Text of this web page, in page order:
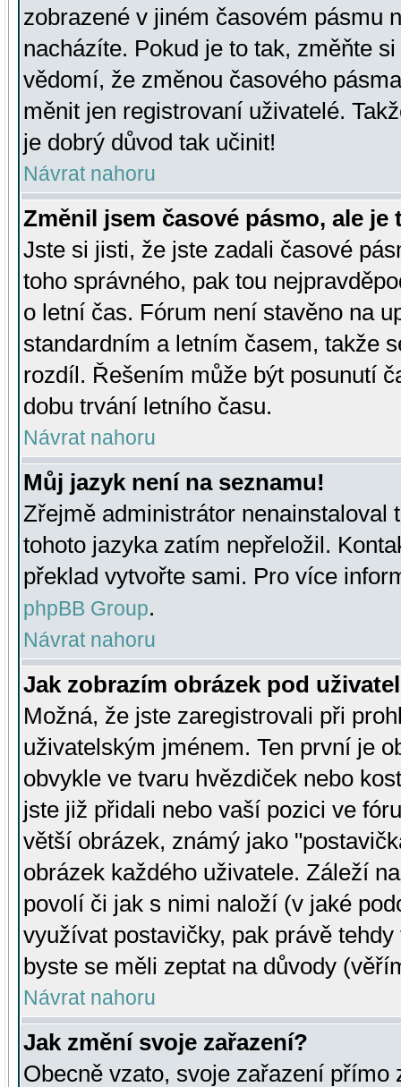
zobrazené v jiném časovém pásmu
nacházíte. Pokud je to tak, změňte
vědomí, že změnou časového
měnit jen registrovaní uživatelé.
je dobrý důvod tak učinit!
Návrat nahoru
Změnil jsem časové pásmo, ale je
Jste si jisti, že jste zadali časové
toho správného, pak tou
o letní čas. Fórum není stavěno na
standardním a letním časem, takže
rozdíl. Řešením může být posunutí
dobu trvání letního času.
Návrat nahoru
Můj jazyk není na seznamu!
Zřejmě administrátor nenainstaloval
tohoto jazyka zatím nepřeložil.
překlad vytvořte sami. Pro více
phpBB Group.
Návrat nahoru
Jak zobrazím obrázek pod
Možná, že jste zaregistrovali při
uživatelským jménem. Ten první je
obvykle ve tvaru hvězdiček nebo
jste již přidali nebo vaší pozici ve
větší obrázek, známý jako
obrázek každého uživatele. Záleží
povolí či jak s nimi naloží (v jaké
využívat postavičky, pak právě
byste se měli zeptat na důvody
Návrat nahoru
Jak změní svoje zařazení?
Obecně vzato, svoje zařazení přímo